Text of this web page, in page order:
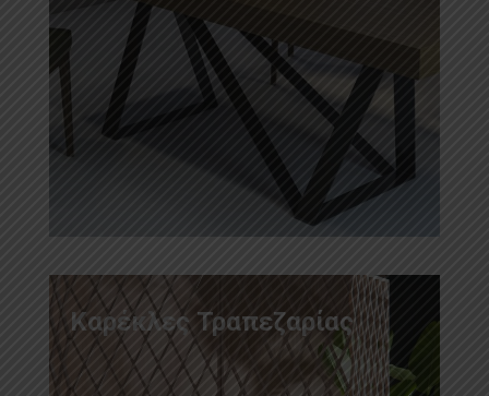
Καρέκλες Τραπεζαρίας